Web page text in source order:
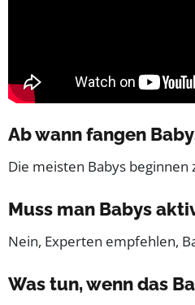
Ab wann fangen
Die meisten Babys
Muss man Babys
Nein, Experten empfehlen,
Was tun, wenn das